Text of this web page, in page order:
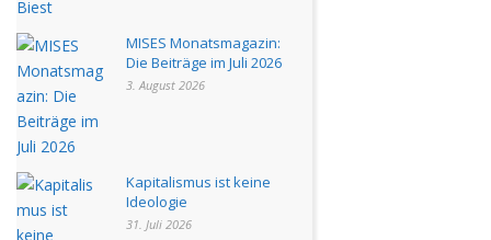
MISES Monatsmagazin:
Die Beiträge im Juli 2026
3. August 2026
Kapitalismus ist keine
Ideologie
31. Juli 2026